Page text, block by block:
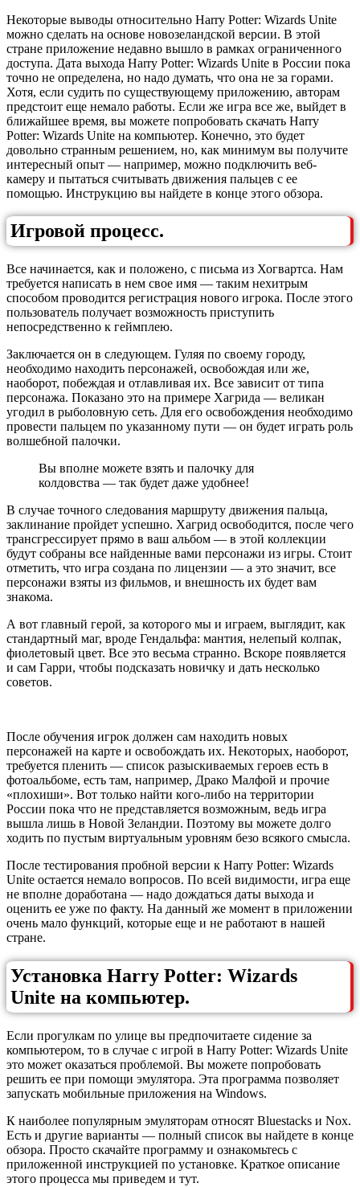
Некоторые выводы относительно Harry Potter: Wizards Unite
можно сделать на основе новозеландской версии. В этой
стране приложение недавно вышло в рамках ограниченного
доступа. Дата выхода Harry Potter: Wizards Unite в России пока
точно не определена, но надо думать, что она не за горами.
Хотя, если судить по существующему приложению, авторам
предстоит еще немало работы. Если же игра все же, выйдет в
ближайшее время, вы можете попробовать скачать Harry
Potter: Wizards Unite на компьютер. Конечно, это будет
довольно странным решением, но, как минимум вы получите
интересный опыт — например, можно подключить веб-
камеру и пытаться считывать движения пальцев с ее
помощью. Инструкцию вы найдете в конце этого обзора.
Игровой процесс.
Все начинается, как и положено, с письма из Хогвартса. Нам
требуется написать в нем свое имя — таким нехитрым
способом проводится регистрация нового игрока. После этого
пользователь получает возможность приступить
непосредственно к геймплею.
Заключается он в следующем. Гуляя по своему городу,
необходимо находить персонажей, освобождая или же,
наоборот, побеждая и отлавливая их. Все зависит от типа
персонажа. Показано это на примере Хагрида — великан
угодил в рыболовную сеть. Для его освобождения необходимо
провести пальцем по указанному пути — он будет играть роль
волшебной палочки.
Вы вполне можете взять и палочку для
колдовства — так будет даже удобнее!
В случае точного следования маршруту движения пальца,
заклинание пройдет успешно. Хагрид освободится, после чего
трансгрессирует прямо в ваш альбом — в этой коллекции
будут собраны все найденные вами персонажи из игры. Стоит
отметить, что игра создана по лицензии — а это значит, все
персонажи взяты из фильмов, и внешность их будет вам
знакома.
А вот главный герой, за которого мы и играем, выглядит, как
стандартный маг, вроде Гендальфа: мантия, нелепый колпак,
фиолетовый цвет. Все это весьма странно. Вскоре появляется
и сам Гарри, чтобы подсказать новичку и дать несколько
советов.
После обучения игрок должен сам находить новых
персонажей на карте и освобождать их. Некоторых, наоборот,
требуется пленить — список разыскиваемых героев есть в
фотоальбоме, есть там, например, Драко Малфой и прочие
«плохиши». Вот только найти кого-либо на территории
России пока что не представляется возможным, ведь игра
вышла лишь в Новой Зеландии. Поэтому вы можете долго
ходить по пустым виртуальным уровням безо всякого смысла.
После тестирования пробной версии к Harry Potter: Wizards
Unite остается немало вопросов. По всей видимости, игра еще
не вполне доработана — надо дождаться даты выхода и
оценить ее уже по факту. На данный же момент в приложении
очень мало функций, которые еще и не работают в нашей
стране.
Установка Harry Potter: Wizards
Unite на компьютер.
Если прогулкам по улице вы предпочитаете сидение за
компьютером, то в случае с игрой в Harry Potter: Wizards Unite
это может оказаться проблемой. Вы можете попробовать
решить ее при помощи эмулятора. Эта программа позволяет
запускать мобильные приложения на Windows.
К наиболее популярным эмуляторам относят Bluestacks и Nox.
Есть и другие варианты — полный список вы найдете в конце
обзора. Просто скачайте программу и ознакомьтесь с
приложенной инструкцией по установке. Краткое описание
этого процесса мы приведем и тут.